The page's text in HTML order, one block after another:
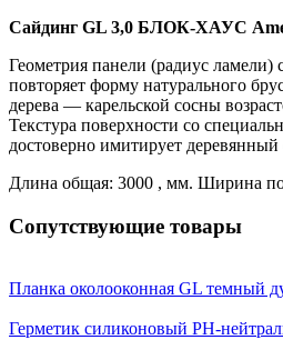
Сайдинг GL 3,0 БЛОК-ХАУС
Геометрия панели (радиус ламели)
повторяет форму натурального
дерева — карельской сосны
Текстура поверхности со
достоверно имитирует деревянный
Длина общая: 3000 , мм. Ширина
Сопутствующие товары
Планка околооконная GL темный
Герметик силиконовый PH-